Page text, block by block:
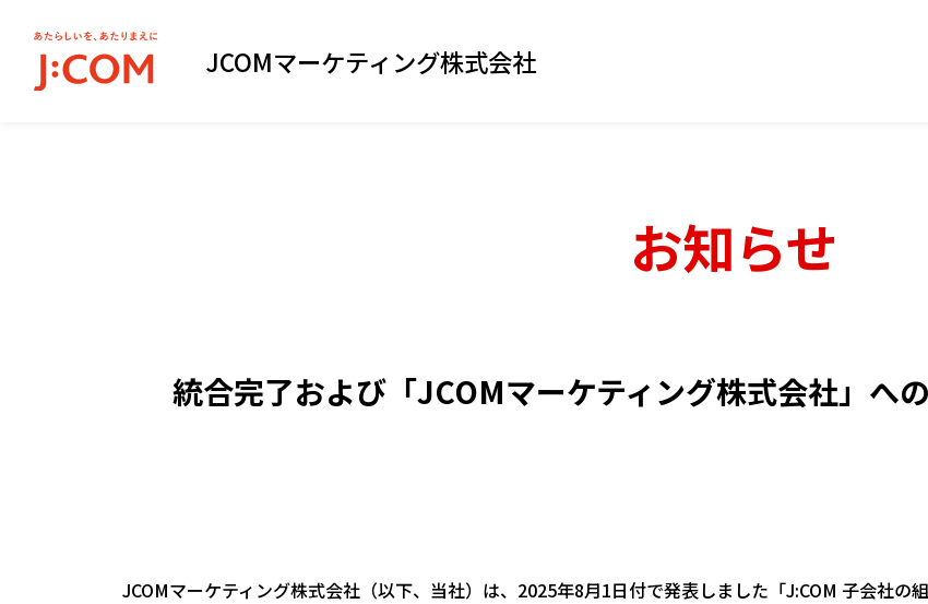
JCOMマーケティング株式会社
お知らせ
統合完了および「JCOMマーケティング株式会社」 へ
JCOMマーケティング株式会社（以下、当社）は、2025年8月1日付で発表しました「J:COM 子会社の